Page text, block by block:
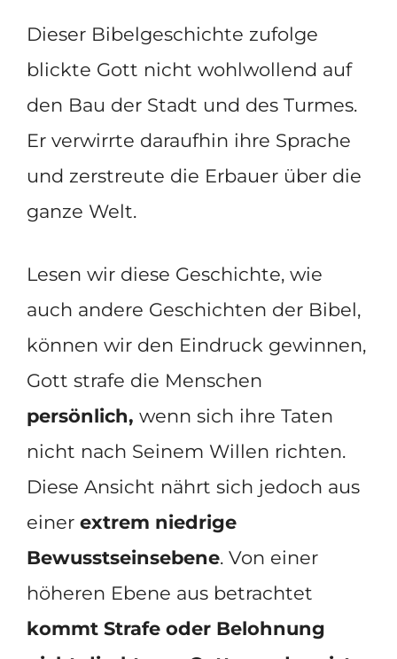
Dieser Bibelgeschichte zufolge
blickte Gott nicht wohlwollend auf
den Bau der Stadt und des Turmes.
Er verwirrte daraufhin ihre Sprache
und zerstreute die Erbauer über die
ganze Welt.
Lesen wir diese Geschichte, wie
auch andere Geschichten der Bibel,
können wir den Eindruck gewinnen,
Gott strafe die Menschen
persönlich, wenn sich ihre Taten
nicht nach Seinem Willen richten.
Diese Ansicht nährt sich jedoch aus
einer extrem niedrige
Bewusstseinsebene. Von einer
höheren Ebene aus betrachtet
kommt Strafe oder Belohnung